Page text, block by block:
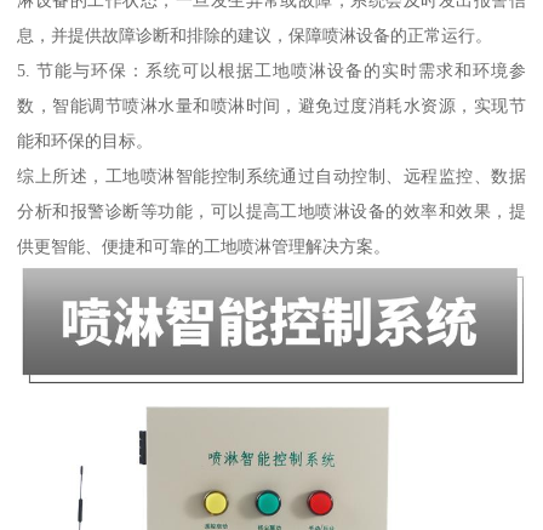
息，并提供故障诊断和排除的建议，保障喷淋设备的正常运行。
5. 节能与环保：系统可以根据工地喷淋设备的实时需求和环境参
数，智能调节喷淋水量和喷淋时间，避免过度消耗水资源，实现节
能和环保的目标。
综上所述，工地喷淋智能控制系统通过自动控制、远程监控、数据
分析和报警诊断等功能，可以提高工地喷淋设备的效率和效果，提
供更智能、便捷和可靠的工地喷淋管理解决方案。